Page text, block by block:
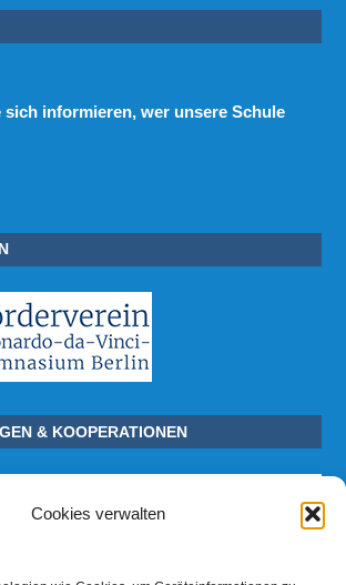
Cookies verwalten
sich informieren, wer unsere Schule
& KOOPERATIONEN